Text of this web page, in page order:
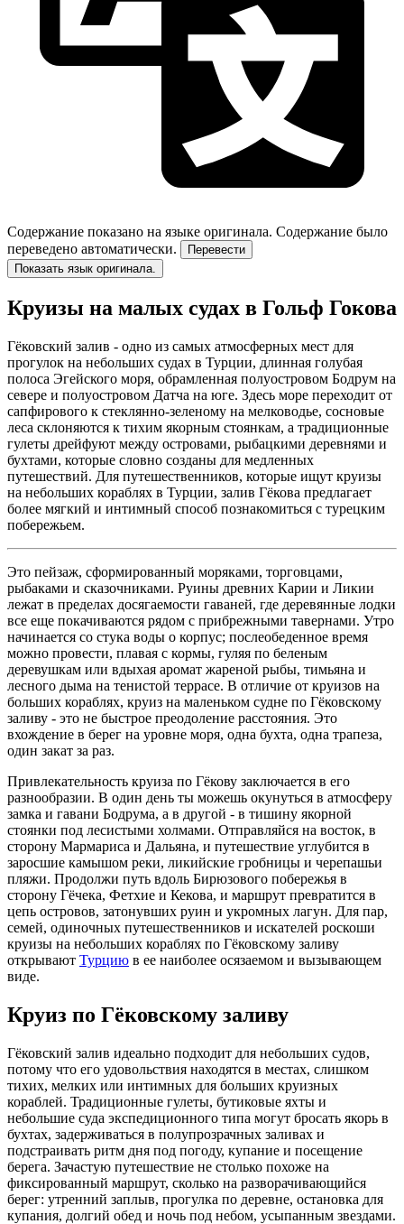
Содержание показано на языке оригинала. Содержание было
переведено автоматически.
Перевести
Показать язык оригинала.
Круизы на малых судах в Гольф Гокова
Гёковский залив - одно из самых атмосферных мест для
прогулок на небольших судах в Турции, длинная голубая
полоса Эгейского моря, обрамленная полуостровом Бодрум на
севере и полуостровом Датча на юге. Здесь море переходит от
сапфирового к стеклянно-зеленому на мелководье, сосновые
леса склоняются к тихим якорным стоянкам, а традиционные
гулеты дрейфуют между островами, рыбацкими деревнями и
бухтами, которые словно созданы для медленных
путешествий. Для путешественников, которые ищут круизы
на небольших кораблях в Турции, залив Гёкова предлагает
более мягкий и интимный способ познакомиться с турецким
побережьем.
Это пейзаж, сформированный моряками, торговцами,
рыбаками и сказочниками. Руины древних Карии и Ликии
лежат в пределах досягаемости гаваней, где деревянные лодки
все еще покачиваются рядом с прибрежными тавернами. Утро
начинается со стука воды о корпус; послеобеденное время
можно провести, плавая с кормы, гуляя по беленым
деревушкам или вдыхая аромат жареной рыбы, тимьяна и
лесного дыма на тенистой террасе. В отличие от круизов на
больших кораблях, круиз на маленьком судне по Гёковскому
заливу - это не быстрое преодоление расстояния. Это
вхождение в берег на уровне моря, одна бухта, одна трапеза,
один закат за раз.
Привлекательность круиза по Гёкову заключается в его
разнообразии. В один день ты можешь окунуться в атмосферу
замка и гавани Бодрума, а в другой - в тишину якорной
стоянки под лесистыми холмами. Отправляйся на восток, в
сторону Мармариса и Дальяна, и путешествие углубится в
заросшие камышом реки, ликийские гробницы и черепашьи
пляжи. Продолжи путь вдоль Бирюзового побережья в
сторону Гёчека, Фетхие и Кекова, и маршрут превратится в
цепь островов, затонувших руин и укромных лагун. Для пар,
семей, одиночных путешественников и искателей роскоши
круизы на небольших кораблях по Гёковскому заливу
открывают Турцию в ее наиболее осязаемом и вызывающем
виде.
Круиз по Гёковскому заливу
Гёковский залив идеально подходит для небольших судов,
потому что его удовольствия находятся в местах, слишком
тихих, мелких или интимных для больших круизных
кораблей. Традиционные гулеты, бутиковые яхты и
небольшие суда экспедиционного типа могут бросать якорь в
бухтах, задерживаться в полупрозрачных заливах и
подстраивать ритм дня под погоду, купание и посещение
берега. Зачастую путешествие не столько похоже на
фиксированный маршрут, сколько на разворачивающийся
берег: утренний заплыв, прогулка по деревне, остановка для
купания, долгий обед и ночь под небом, усыпанным звездами.